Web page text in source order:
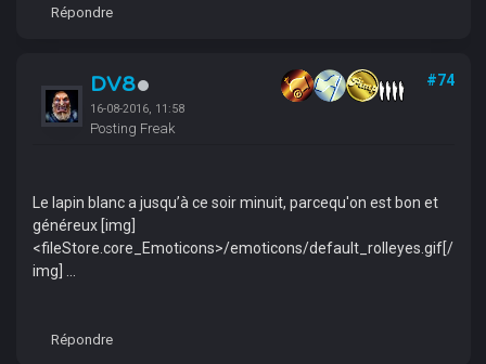
Répondre
DV8
16-08-2016, 11:58
Posting Freak
#74
Le lapin blanc a jusqu’à ce soir minuit, parcequ'on est bon et
généreux [img]
<fileStore.core_Emoticons>/emoticons/default_rolleyes.gif[/
img] ...
Répondre